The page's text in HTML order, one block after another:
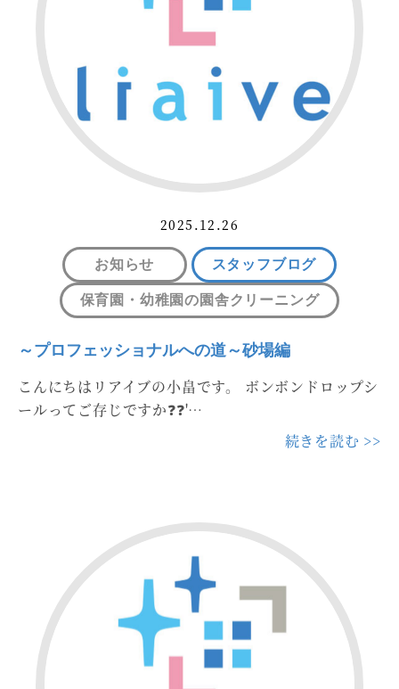
2025.12.26
お知らせ
スタッフブログ
保育園・幼稚園の園舎クリーニング
～プロフェッショナルへの道～砂場編
こんにちはリアイブの小畠です。 ボンボンドロップシ
ールってご存じですか❓❓'…
続きを読む >>